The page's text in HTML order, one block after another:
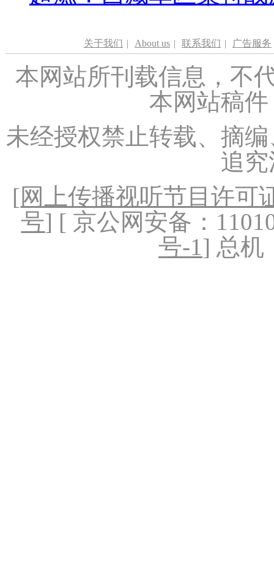
关于我们 | About us | 联系我们 | 广告服务
本网站所刊载信息，不
本网站稿
未经授权禁止转载、摘
追
[网上传播视听节目许可
号] [ 京公网安备：
号-1] 总机